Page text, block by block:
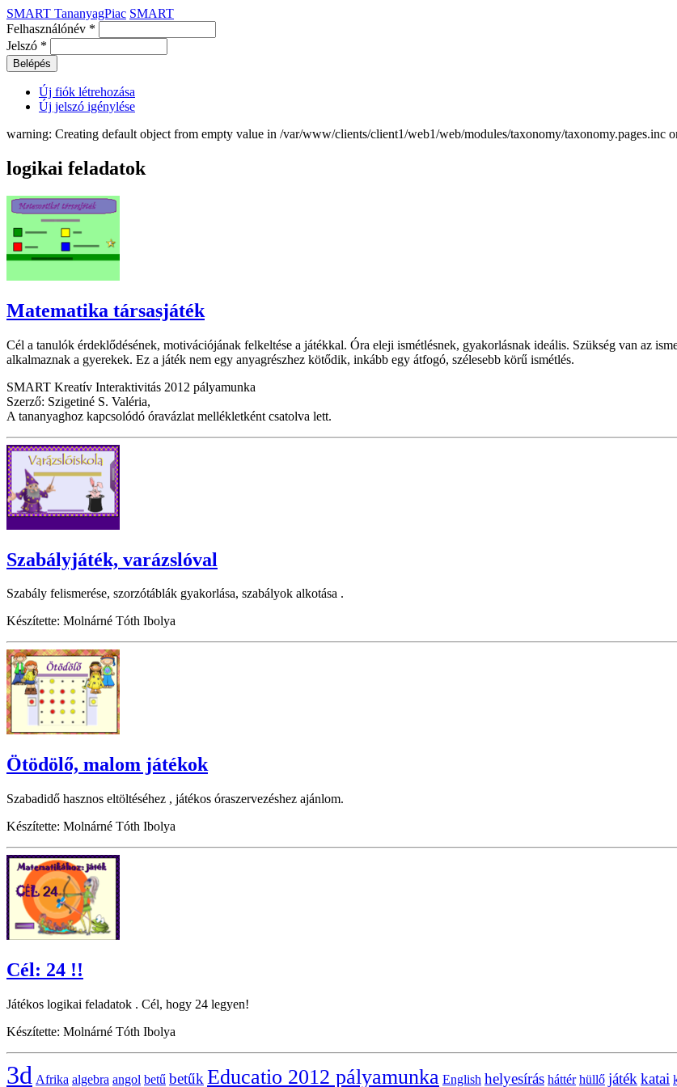
SMART TananyagPiac SMART
Felhasználónév *
Jelszó *
Új fiók létrehozása
Új jelszó igénylése
warning: Creating default object from empty value in /var/www/clients/client1/web1/web/modules/taxonomy/taxonomy.pages.inc
logikai feladatok
Matematika társasjáték
Cél a tanulók érdeklődésének, motivációjának felkeltése a játékkal. Óra eleji ismétlésnek, gyakorlásnak ideális. Szükség van az
alkalmaznak a gyerekek. Ez a játék nem egy anyagrészhez kötődik, inkább egy átfogó, szélesebb körű ismétlés.
SMART Kreatív Interaktivitás 2012 pályamunka
Szerző: Szigetiné S. Valéria,
A tananyaghoz kapcsolódó óravázlat mellékletként csatolva lett.
Szabályjáték, varázslóval
Szabály felismerése, szorzótáblák gyakorlása, szabályok alkotása .
Készítette: Molnárné Tóth Ibolya
Ötödölő, malom játékok
Szabadidő hasznos eltöltéséhez , játékos óraszervezéshez ajánlom.
Készítette: Molnárné Tóth Ibolya
Cél: 24 !!
Játékos logikai feladatok . Cél, hogy 24 legyen!
Készítette: Molnárné Tóth Ibolya
3d Afrika algebra angol betű betűk Educatio 2012 pályamunka English helyesírás háttér hüllő játék katai